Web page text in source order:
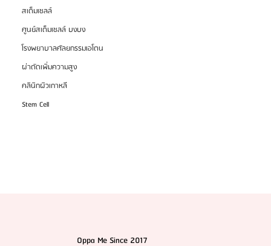
สเต็มเซลล์
ศูนย์สเต็มเซลล์ บงบง
โรงพยาบาลศัลยกรรมเอโตน
ผ่าตัดเพิ่มความสูง
คลินิกผิวเกาหลี
Stem Cell
HemaPure โปรแกรมฟอกเลือดเกาหลี ฟื้นฟูเซลล์และ
สุขภาพลึก
Oppa Me Since 2017